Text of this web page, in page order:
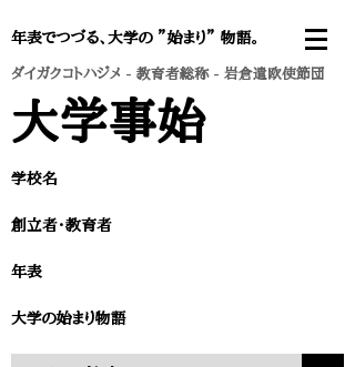
年表でつづる、大学の ”始まり” 物語。
ダイガクコトハジメ - 教育者総称- 岩倉遣欧使節団
大学事始
学校名
創立者・教育者​
年表
​大学の始まり物語